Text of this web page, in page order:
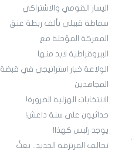
اليسار القومي والاشتراكي
سماطة قبيلي بألف ربطة عنق
المعركة المؤجلة مع
البيروقراطية لابد منها
الولاعة خيار استراتيجي في قبضة
المجاهدين
الانتخابات الهزلية الضرورة!
حداثيون على سنة داعش!
يوجد رئيس كهذا!
تحالف المرتزقة الجديد.. بعثُ